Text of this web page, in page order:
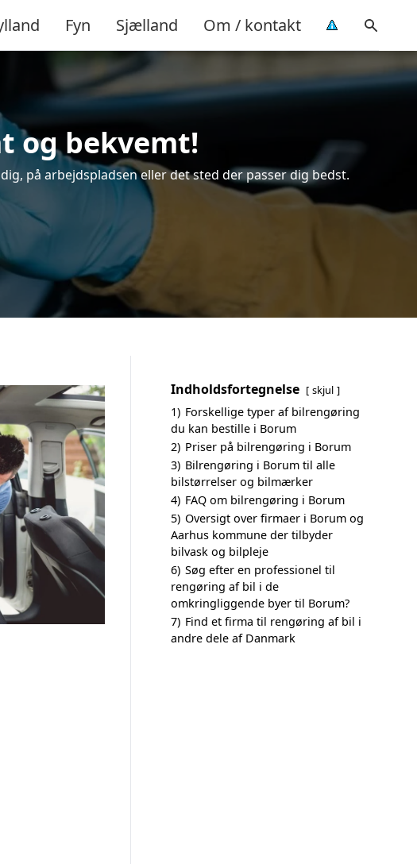
Fyn Sjælland Om / kontakt
og bekvemt!
på arbejdspladsen eller det sted der passer dig bedst.
Indholdsfortegnelse skjul
1) Forskellige typer af bilrengøring
du kan bestille i Borum
2) Priser på bilrengøring i Borum
3) Bilrengøring i Borum til alle
bilstørrelser og bilmærker
4) FAQ om bilrengøring i Borum
5) Oversigt over firmaer i Borum og
Aarhus kommune der tilbyder
bilvask og bilpleje
6) Søg efter en professionel til
rengøring af bil i de
omkringliggende byer til Borum?
7) Find et firma til rengøring af bil i
andre dele af Danmark